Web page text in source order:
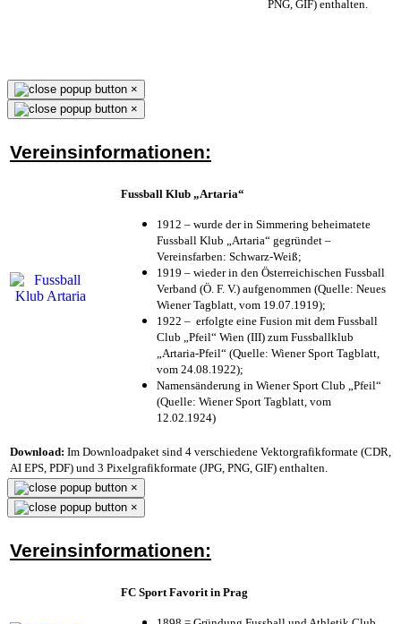
PNG, GIF) enthalten.
×
×
Vereinsinformationen:
Fussball Klub „Artaria“
1912 – wurde der in Simmering beheimatete
Fussball Klub „Artaria“ gegründet –
Vereinsfarben: Schwarz-Weiß;
1919 – wieder in den Österreichischen Fussball
Verband (Ö. F. V.) aufgenommen (Quelle: Neues
Wiener Tagblatt, vom 19.07.1919);
1922 – erfolgte eine Fusion mit dem Fussball
Club „Pfeil“ Wien (III) zum Fussballklub
„Artaria-Pfeil“ (Quelle: Wiener Sport Tagblatt,
vom 24.08.1922);
Namensänderung in Wiener Sport Club „Pfeil“
(Quelle: Wiener Sport Tagblatt, vom
12.02.1924)
Download: Im Downloadpaket sind 4 verschiedene Vektorgrafikformate (CDR,
AI EPS, PDF) und 3 Pixelgrafikformate (JPG, PNG, GIF) enthalten.
×
×
Vereinsinformationen:
FC Sport Favorit in Prag